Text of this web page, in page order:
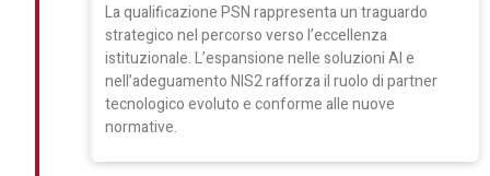
La qualificazione PSN rappresenta un traguardo
strategico nel percorso verso l’eccellenza
istituzionale. L’espansione nelle soluzioni AI e
nell’adeguamento NIS2 rafforza il ruolo di partner
tecnologico evoluto e conforme alle nuove
normative.